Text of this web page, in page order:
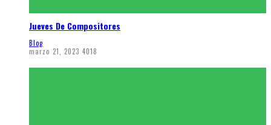
Jueves De Compositores
Blog
marzo 21, 2023 4018